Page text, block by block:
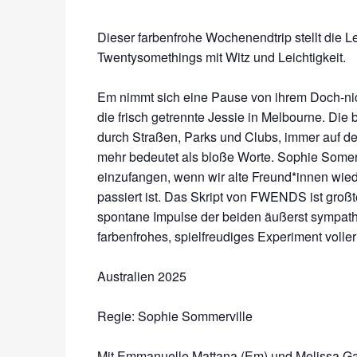
Dieser farbenfrohe Wochenendtrip stellt die
Twentysomethings mit Witz und Leichtigkeit.
Em nimmt sich eine Pause von ihrem Doch-
die frisch getrennte Jessie in Melbourne. Die
durch Straßen, Parks und Clubs, immer auf
mehr bedeutet als bloße Worte. Sophie
einzufangen, wenn wir alte Freund*innen
passiert ist. Das Skript von FWENDS ist
spontane Impulse der beiden äußerst
farbenfrohes, spielfreudiges Experiment
Australien 2025
Regie: Sophie Sommerville